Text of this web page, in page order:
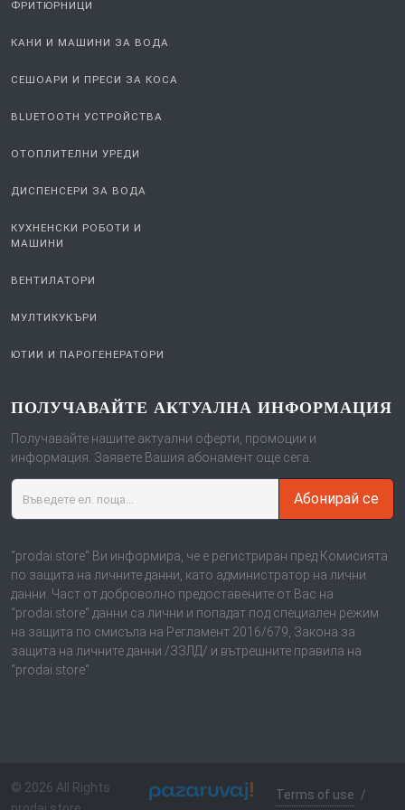
СКАРИ И ГРИЛОВЕ
ФРИТЮРНИЦИ
КАНИ И МАШИНИ ЗА ВОДА
СЕШОАРИ И ПРЕСИ ЗА КОСА
BLUETOOTH УСТРОЙСТВА
ОТОПЛИТЕЛНИ УРЕДИ
ДИСПЕНСЕРИ ЗА ВОДА
МАШИНИ
ВЕНТИЛАТОРИ
МУЛТИКУКЪРИ
ПОЛУЧАВАЙТЕ АКТУАЛНА ИНФОРМАЦИЯ
информация. Заявете Вашия абонамент още сега.
“prodai.store“ Ви информира, че е регистриран пред Комисията
по защита на личните данни, като администратор на лични
данни. Част от доброволно предоставените от Вас на
“prodai.store“ данни са лични и попадат под специален режим
на защита по смисъла на Регламент 2016/679, Закона за